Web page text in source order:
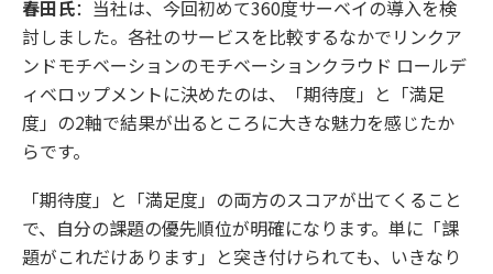
春田氏：当社は、今回初めて360度サーベイの導入を検
討しました。各社のサービスを比較するなかでリンクア
ンドモチベーションのモチベーションクラウド ロールデ
ィベロップメントに決めたのは、「期待度」と「満足
度」の2軸で結果が出るところに大きな魅力を感じたか
らです。
「期待度」と「満足度」の両方のスコアが出てくること
で、自分の課題の優先順位が明確になります。単に「課
題がこれだけあります」と突き付けられても、いきなり